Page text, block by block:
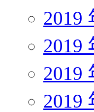
2019
2019
2019
2019